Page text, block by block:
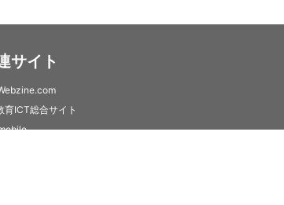
サイト
育ICT総合サイト